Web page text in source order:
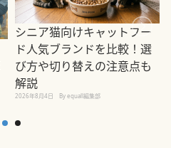
シニア猫向けキャットフー
ド人気ブランドを比較！選
び方や切り替えの注意点も
解説
2026年8月4日 By equall編集部